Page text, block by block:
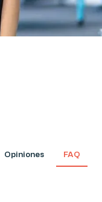
Opiniones FAQ